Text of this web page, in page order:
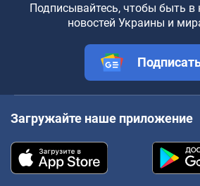
Подписывайтесь, чтобы быть в
новостей Украины и
Загружайте наше приложение